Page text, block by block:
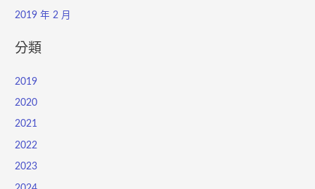
2019 年 2 月
分類
2019
2020
2021
2022
2023